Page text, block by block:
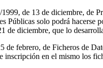
de 13 de diciembre, de
Públicas solo podrá
de diciembre, que lo
febrero, de Ficheros de
inscripción en el mismo los